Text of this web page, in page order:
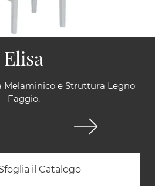
Melaminico e Struttura Legno
Faggio.
il Catalogo
Elisa